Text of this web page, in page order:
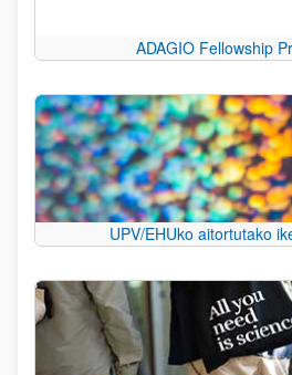
ADAGIO Fellowship
UPV/EHUko aitortutako